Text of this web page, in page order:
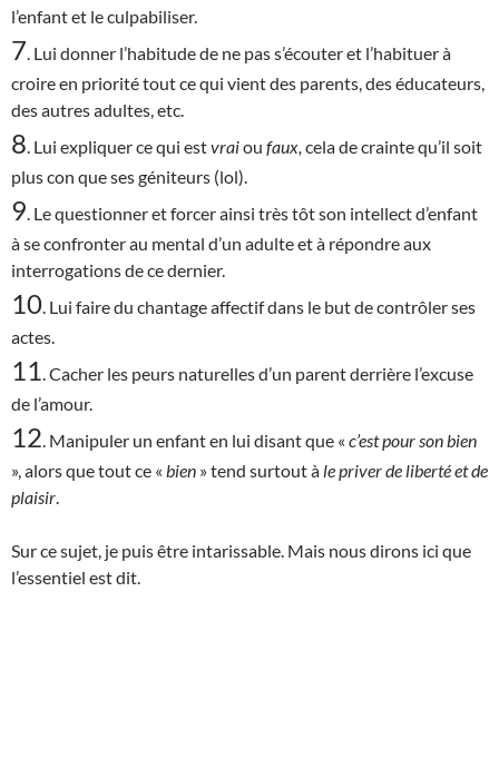
l’enfant et le culpabiliser.
7 . Lui donner l’habitude de ne pas s’écouter et l’habituer à
croire en priorité tout ce qui vient des parents, des éducateurs,
des autres adultes, etc.
8 . Lui expliquer ce qui estvraiou faux, cela de crainte qu’il soit
plus con que ses géniteurs (lol).
9 . Le questionner et forcer ainsi très tôt son intellect d’enfant
à se confronter au mental d’un adulte et à répondre aux
interrogations de ce dernier.
10 . Lui faire du chantage affectif dans le but de contrôler ses
actes.
11 . Cacher les peurs naturelles d’un parent derrière l’excuse
de l’amour.
12 . Manipuler un enfant en lui disant que « c’estpour son bien
», alors que tout ce « bien » tend surtout à le priver de liberté et de
plaisir
Sur ce sujet, je puis être intarissable. Mais nous dirons ici que
l’essentiel est dit.